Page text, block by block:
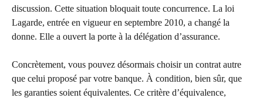
discussion. Cette situation bloquait toute concurrence. La loi
Lagarde, entrée en vigueur en septembre 2010, a changé la
donne. Elle a ouvert la porte à la délégation d’assurance.
Concrètement, vous pouvez désormais choisir un contrat autre
que celui proposé par votre banque. À condition, bien sûr, que
les garanties soient équivalentes. Ce critère d’équivalence,